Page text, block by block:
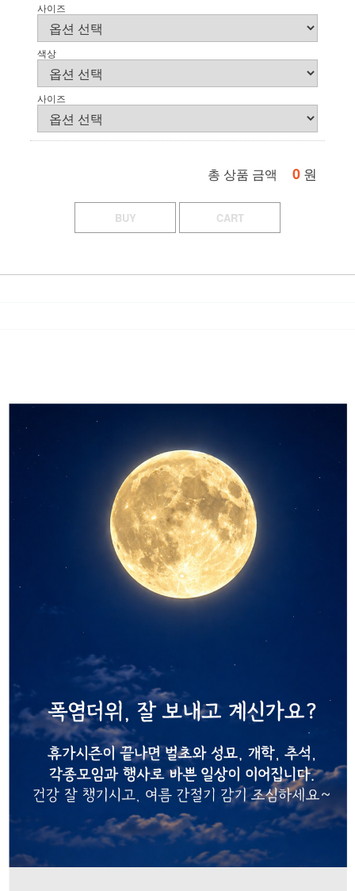
사이즈
색상
사이즈
총 상품 금액 0 원
BUY CART